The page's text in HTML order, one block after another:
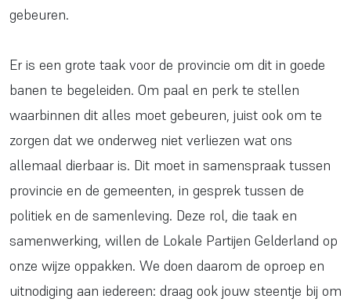
gebeuren.
Er is een grote taak voor de provincie om dit in goede
banen te begeleiden. Om paal en perk te stellen
waarbinnen dit alles moet gebeuren, juist ook om te
zorgen dat we onderweg niet verliezen wat ons
allemaal dierbaar is. Dit moet in samenspraak tussen
provincie en de gemeenten, in gesprek tussen de
politiek en de samenleving. Deze rol, die taak en
samenwerking, willen de Lokale Partijen Gelderland op
onze wijze oppakken. We doen daarom de oproep en
uitnodiging aan iedereen: draag ook jouw steentje bij om